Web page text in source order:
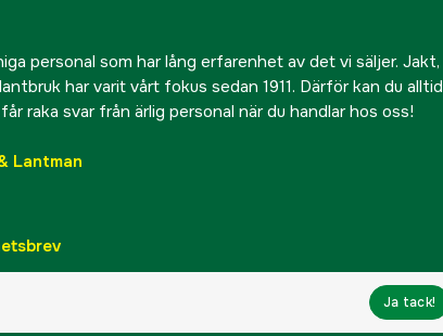
personal som har lång erfarenhet av det vi säljer. Jakt,
har varit vårt fokus sedan 1911. Därför kan du alltid
raka svar från ärlig personal när du handlar hos oss!
Lantman
Ja tack!